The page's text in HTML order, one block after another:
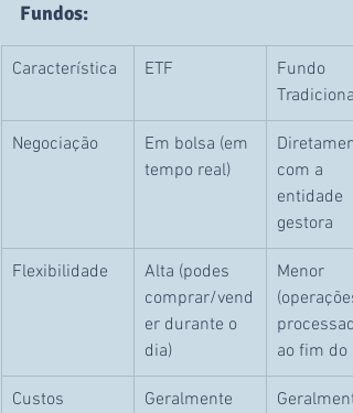
Fundos:
Característica ETF
Fundo
Tradicional
Negociação
Em bolsa (em
tempo real)
com a
entidade
gestora
Flexibilidade
Alta (podes
comprar/vend
er durante o
dia)
Menor
(operações
ao fim do
Custos
Geralmente